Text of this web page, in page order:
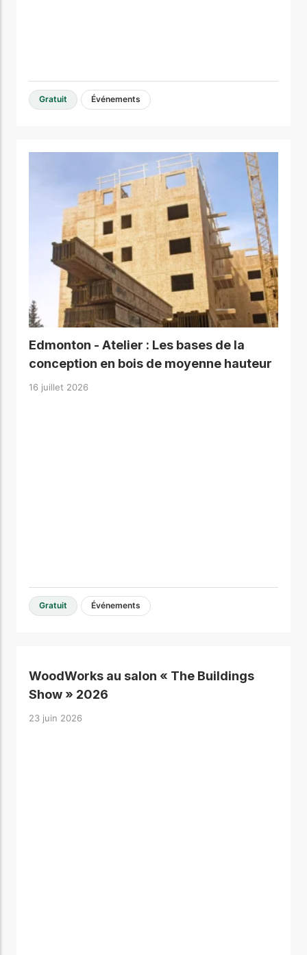
Gratuit Événements
Edmonton - Atelier : Les bases de la
conception en bois de moyenne hauteur
16 juillet 2026
Gratuit Événements
WoodWorks au salon « The Buildings
Show » 2026
23 juin 2026